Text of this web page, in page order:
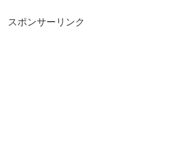
スポンサーリンク